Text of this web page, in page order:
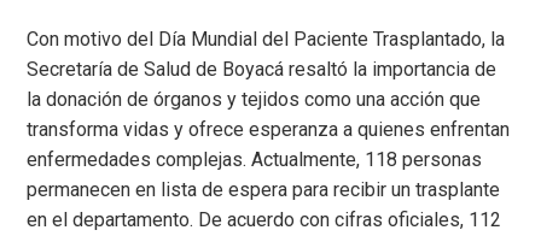
Con motivo del Día Mundial del Paciente Trasplantado, la
Secretaría de Salud de Boyacá resaltó la importancia de
la donación de órganos y tejidos como una acción que
transforma vidas y ofrece esperanza a quienes enfrentan
enfermedades complejas. Actualmente, 118 personas
permanecen en lista de espera para recibir un trasplante
en el departamento. De acuerdo con cifras oficiales, 112